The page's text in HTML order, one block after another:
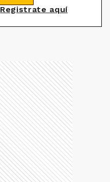
Registrate aquí